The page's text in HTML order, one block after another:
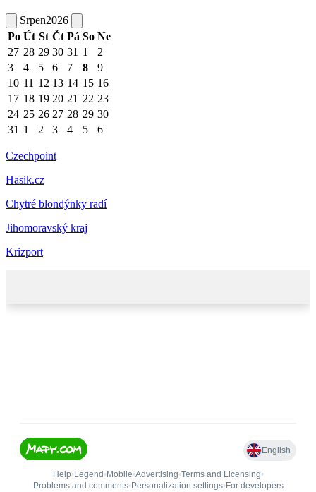
Srpen2026
Po Út St Čt Pá So Ne
27 28 29 30 31 1
2
3
4 5 6 7 8
9
10 11 12 13 14 15 16
17 18 19 20 21 22 23
24 25 26 27 28 29 30
31 1 2 3 4 5 6
Czechpoint
Hasik.cz
Chytré blondýnky radí
Jihomoravský kraj
Krizport